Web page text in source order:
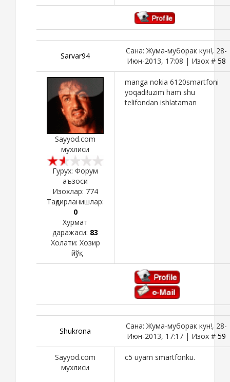
Sarvar94
Сана: Жума-муборак кун!, 28-
Июн-2013, 17:08 | Изох # 58
Sayyod.com
мухлиси
Гурух: Форум
аъзоси
Изохлар: 774
Тақдирланишлар:
0
Хурмат
даражаси: 83
Холати: Хозир
йўқ
manga nokia 6120smartfoni
yoqadi!uzim ham shu
telifondan ishlataman
Shukronа
Сана: Жума-муборак кун!, 28-
Июн-2013, 17:17 | Изох # 59
Sayyod.com
мухлиси
c5 uyam smartfonku.